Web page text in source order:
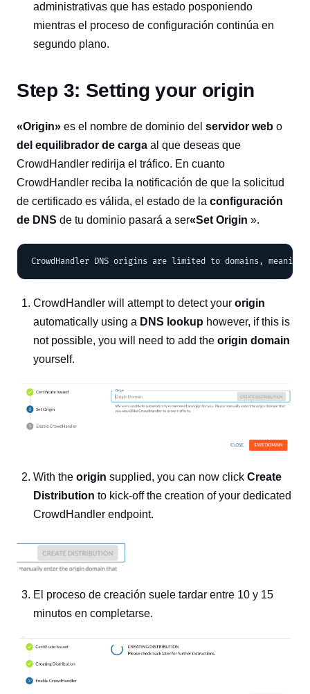
administrativas que has estado posponiendo
mientras el proceso de configuración continúa en
segundo plano.
Step 3: Setting your origin
«Origin» es el nombre de dominio del servidor web o
del equilibrador de carga al que deseas que
CrowdHandler redirija el tráfico. En cuanto
CrowdHandler reciba la notificación de que la solicitud
de certificado es válida, el estado de la configuración
de DNS de tu dominio pasará a ser«Set Origin ».
CrowdHandler will attempt to detect your origin
automatically using a DNS lookup however, if this is
not possible, you will need to add the origin domain
yourself.
With the origin supplied, you can now click Create
Distribution to kick-off the creation of your dedicated
CrowdHandler endpoint.
El proceso de creación suele tardar entre 10 y 15
minutos en completarse.